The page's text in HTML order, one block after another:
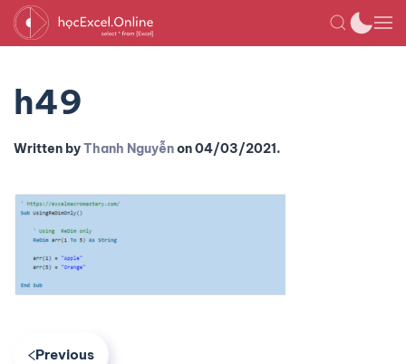
h49
Written byThanh Nguyễnon04/03/2021.
Previous